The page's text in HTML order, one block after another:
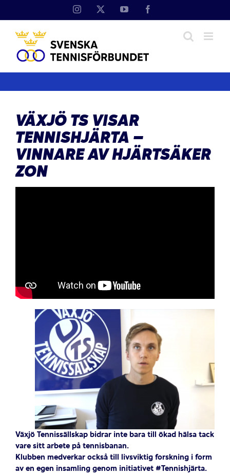
Instagram YouTube
VÄXJÖ TS VISAR
TENNISHJÄRTA –
VINNARE AV HJÄRTSÄKER
ZON
Växjö Tennissällskap bidrar inte bara till ökad hälsa tack
vare sitt arbete på tennisbanan.
Klubben medverkar också till livsviktig forskning i form
av en egen insamling genom initiativet #Tennishjärta.